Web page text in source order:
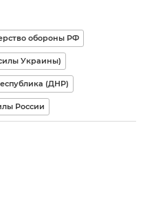
обороны РФ
Украины)
(ДНР)
России